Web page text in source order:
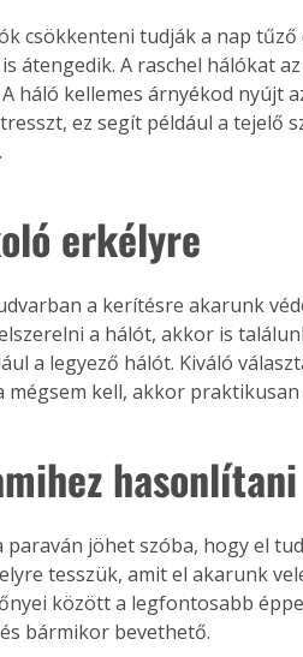
Gyógyító
természet kincsei az
csökkenteni tudják a nap
átengedik. A raschel hálókat
háló kellemes árnyékod nyújt
ez segít például a tejelő
erkélyre
a kerítésre akarunk
a hálót, akkor is
a legyező hálót. Kiváló
mégsem kell, akkor
paraván jöhet szóba, hogy el
tesszük, amit el akarunk
között a legfontosabb
bármikor bevethető.